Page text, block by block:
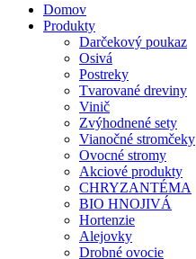
Domov
Produkty
Darčekový poukaz
Osivá
Postreky
Tvarované dreviny
Vinič
Zvýhodnené sety
Vianočné stromčeky
Ovocné stromy
Akciové produkty
CHRYZANTÉMA
BIO HNOJIVÁ
Hortenzie
Alejovky
Drobné ovocie